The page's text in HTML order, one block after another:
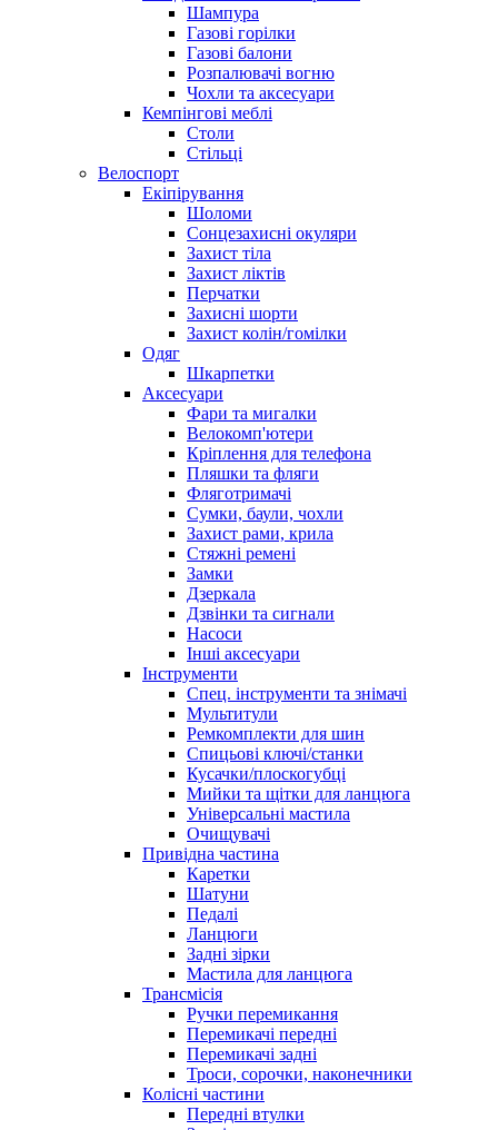
Шампура
Газові горілки
Газові балони
Розпалювачі вогню
Чохли та аксесуари
Кемпінгові меблі
Столи
Стільці
Велоспорт
Екіпірування
Шоломи
Сонцезахисні окуляри
Захист тіла
Захист ліктів
Перчатки
Захисні шорти
Захист колін/гомілки
Одяг
Шкарпетки
Аксесуари
Фари та мигалки
Велокомп'ютери
Кріплення для телефона
Пляшки та фляги
Фляготримачі
Сумки, баули, чохли
Захист рами, крила
Стяжні ремені
Замки
Дзеркала
Дзвінки та сигнали
Насоси
Інші аксесуари
Інструменти
Спец. інструменти та знімачі
Мультитули
Ремкомплекти для шин
Спицьові ключі/станки
Кусачки/плоскогубці
Мийки та щітки для ланцюга
Універсальні мастила
Очищувачі
Привідна частина
Каретки
Шатуни
Педалі
Ланцюги
Задні зірки
Мастила для ланцюга
Трансмісія
Ручки перемикання
Перемикачі передні
Перемикачі задні
Троси, сорочки, наконечники
Колісні частини
Передні втулки